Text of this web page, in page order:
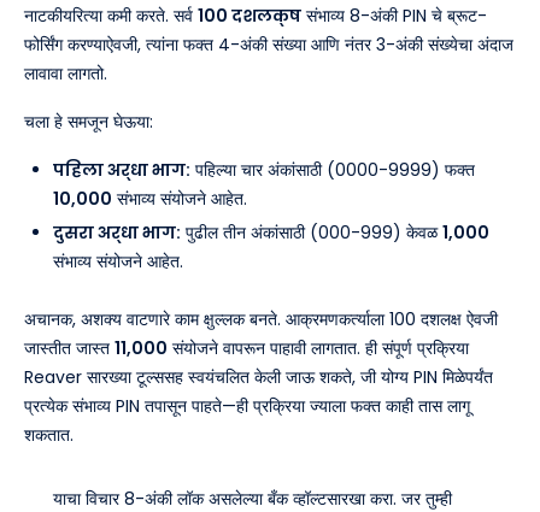
नाटकीयरित्या कमी करते. सर्व 100 दशलक्ष संभाव्य 8-अंकी PIN चे ब्रूट-
फोर्सिंग करण्याऐवजी, त्यांना फक्त 4-अंकी संख्या आणि नंतर 3-अंकी संख्येचा अंदाज
लावावा लागतो.
चला हे समजून घेऊया:
पहिला अर्धा भाग: पहिल्या चार अंकांसाठी (0000-9999) फक्त
10,000 संभाव्य संयोजने आहेत.
दुसरा अर्धा भाग: पुढील तीन अंकांसाठी (000-999) केवळ1,000
संभाव्य संयोजने आहेत.
अचानक, अशक्य वाटणारे काम क्षुल्लक बनते. आक्रमणकर्त्याला 100 दशलक्ष ऐवजी
जास्तीत जास्त 11,000 संयोजने वापरून पाहावी लागतात. ही संपूर्ण प्रक्रिया
Reaver सारख्या टूल्ससह स्वयंचलित केली जाऊ शकते, जी योग्य PIN मिळेपर्यंत
प्रत्येक संभाव्य PIN तपासून पाहते—ही प्रक्रिया ज्याला फक्त काही तास लागू
शकतात.
याचा विचार 8-अंकी लॉक असलेल्या बँक व्हॉल्टसारखा करा. जर तुम्ही